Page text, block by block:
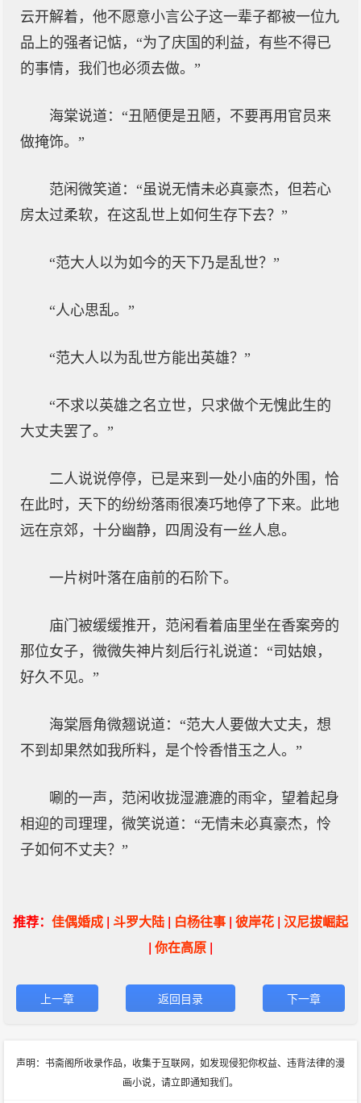
云开解着，他不愿意小言公子这一辈子都被一位九
品上的强者记惦，“为了庆国的利益，有些不得已
的事情，我们也必须去做。”
海棠说道：“丑陋便是丑陋，不要再用官员来
做掩饰。”
范闲微笑道：“虽说无情未必真豪杰，但若心
房太过柔软，在这乱世上如何生存下去？”
“范大人以为如今的天下乃是乱世？”
“人心思乱。”
“范大人以为乱世方能出英雄？”
“不求以英雄之名立世，只求做个无愧此生的
大丈夫罢了。”
二人说说停停，已是来到一处小庙的外围，恰
在此时，天下的纷纷落雨很凑巧地停了下来。此地
远在京郊，十分幽静，四周没有一丝人息。
一片树叶落在庙前的石阶下。
庙门被缓缓推开，范闲看着庙里坐在香案旁的
那位女子，微微失神片刻后行礼说道：“司姑娘，
好久不见。”
海棠唇角微翘说道：“范大人要做大丈夫，想
不到却果然如我所料，是个怜香惜玉之人。”
唰的一声，范闲收拢湿漉漉的雨伞，望着起身
相迎的司理理，微笑说道：“无情未必真豪杰，怜
子如何不丈夫？”
推荐： 佳偶婚成 | 斗罗大陆 | 白杨往事 | 彼岸花 | 汉尼拔崛起
| 你在高原 |
上一章 返回目录 下一章
声明：书斋阁所收录作品，收集于互联网，如发现侵犯你权益、违背法律的漫
画小说，请立即通知我们。